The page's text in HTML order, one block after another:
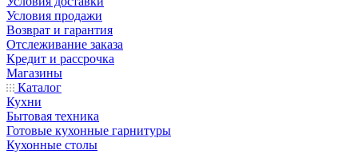
Условия продажи
Возврат и гарантия
Отслеживание заказа
Кредит и рассрочка
Магазины
Каталог
Кухни
Бытовая техника
Готовые кухонные гарнитуры
Кухонные столы